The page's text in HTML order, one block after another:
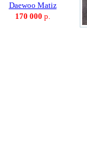
Daewoo Matiz
170 000 р.